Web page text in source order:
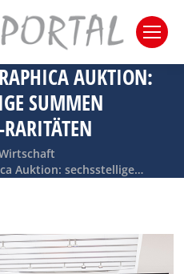
AUKTION:
SUMMEN
Auktion: sechsstellige…